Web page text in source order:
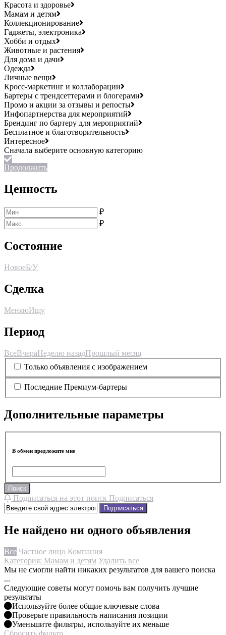
Красота и здоровье
Мамам и детям
Коллекционирование
Гаджеты, электроника
Хобби и отдых
Животные и растения
Для дома и дачи
Одежда
Личные вещи
Кросс-маркетинг и коллаборации
Бартеры с трендсеттерами и блогерами
Промо и акции за отзывы и репосты
Инфопартнерства для мероприятий
Брендинг по бартеру для мероприятий
Бесплатное и благотворительность
Интересное
Продолжить
Ценность
₽
₽
Состояние
НовоеБ/У
Сделка
МеняюИщу
Период
ВсеВчераНеделю назадПрошлый месяц
Только объявления с изображением
Последние Премиум-бартеры
Дополнительные параметры
В обмен предложите мне
Поиск
Подписаться на этот поиск Подписаться
Подписаться
Не найдено ни одного объявления
Все Частное лицо Компания
Категория: Мамам и детям Удалить все
Мы не смогли найти никаких результатов для вашего поиска
...
Следующие советы могут помочь вам получить лучшие
результаты
Используйте более общие ключевые слова
Проверьте правильность написания позиции
Уменьшите фильтры, используйте их меньше
Сбросить фильтр